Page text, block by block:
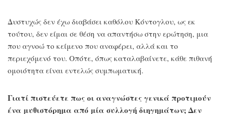
Δυστυχώς δεν έχω διαβάσει καθόλου Κόντογλου, ως εκ
τούτου, δεν είμαι σε θέση να απαντήσω στην ερώτηση, μια
που αγνοώ το κείμενο που αναφέρει, αλλά και το
περιεχόμενό του. Οπότε, όπως καταλαβαίνετε, κάθε πιθανή
ομοιότητα είναι εντελώς συμπωματική.
Γιατί πιστεύετε πως οι αναγνώστες γενικά προτιμούν
ένα μυθιστόρημα από μία συλλογή διηγημάτων; Δεν